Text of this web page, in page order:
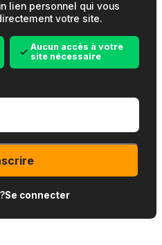
lien personnel qui vous
votre site.
Aucun accès à votre
site nécessaire
Se connecter